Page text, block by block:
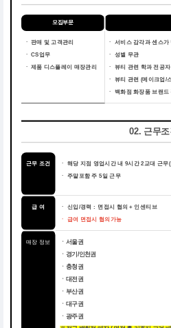
모집부문
ㆍ 판매 및 고객관리
ㆍ CS업무
ㆍ 제품 디스플레이 매장관리
ㆍ
서비스 감각과 센스가
ㆍ
성별 무관
ㆍ 뷰티 관련 학과 전공
ㆍ
뷰티 관련 (메이크업/
ㆍ
백화점 화장품 브랜드
02. 근무조
근무 조건 ㆍ 해당 지점 영업시간 내 9시간 2교대 근무
ㆍ 주말포함 주 5일 근무
급 여 ㆍ 신입/경력 : 면접시 협의+ 인센티브
ㆍ 급여 면접시 협의가능
매장 정보 ㆍ서울권
ㆍ경기/인천권
ㆍ충청권
ㆍ대전권
ㆍ부산권
ㆍ대구권
ㆍ광주권